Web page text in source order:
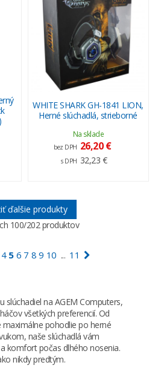
WHITE SHARK GH-1841 LION,
Herné slúchadlá, strieborné
Na sklade
bez DPH 26,20 €
s DPH 32,23 €
ďalšie produkty
100/202 produktov
4 5 6 7 8 9 10 ... 11
slúchadiel na AGEM Computers,
všetkých preferencií. Od
pohodlie po herné
naše slúchadlá vám
komfort počas dlhého nosenia.
nikdy predtým.